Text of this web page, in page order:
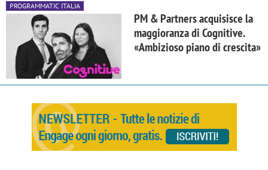
PROGRAMMATIC ITALIA
PM & Partners acquisisce la
maggioranza di Cognitive.
«Ambizioso piano di crescita»